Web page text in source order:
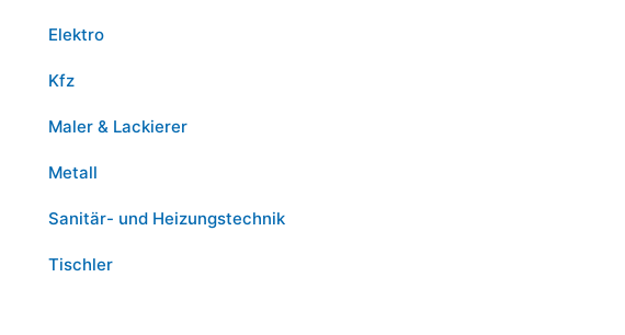
Elektro
Kfz
Maler & Lackierer
Metall
Sanitär- und Heizungstechnik
Tischler